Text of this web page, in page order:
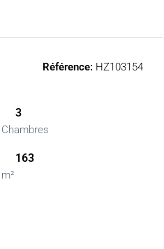
Référence: HZ103154
3
Chambres
163
m²